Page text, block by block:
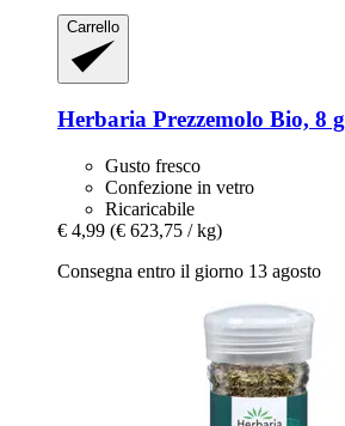
Carrello
Herbaria Prezzemolo Bio, 8 g
Gusto fresco
Confezione in vetro
Ricaricabile
€ 4,99 (€ 623,75 / kg)
Consegna entro il giorno 13 agosto